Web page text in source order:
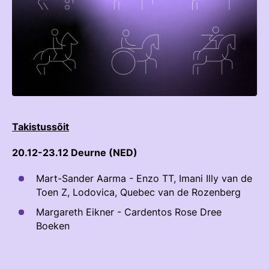
TEENUSTE HINNAKIRI
AJALUGU
Ajajoon
Eesti Ratsasportlased Tiitlivõistlustel
Aastaraamatud
KLUBID
PROJEKTID
Noortespordi Toetamine
Mänedžer Ja Komitee
Välisvõistlustel Osaleja Meelespea
KOOLISÕIT JA PARAKOOLISÕIT
Võistlussarjad
Edetabelid
Ametnikud
Estonian Dressage Team
Taastaotlemine
Õppematerjalid
Kutseeksam
EOK Treenerite Register
KONTROLLI EOK TREENERI KUTSET
Tõuse sadulasse 2026
Takistussõit
20.12-23.12 Deurne (NED)
Mart-Sander Aarma - Enzo TT, Imani Illy van de
Toen Z, Lodovica, Quebec van de Rozenberg
Margareth Eikner - Cardentos Rose Dree
Boeken